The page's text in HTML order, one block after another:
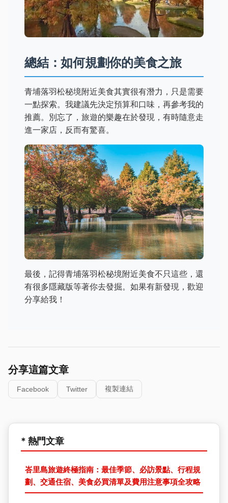
總結：如何規劃你的美食之旅
青埔落羽松秘境附近美食其實很有潛力，只是需要
一點探索。我建議先決定預算和口味，再參考我的
推薦。別忘了，旅遊的樂趣在於發現，有時隨意走
進一家店，反而有驚喜。
最後，記得青埔落羽松秘境附近美食不只這些，還
有很多隱藏版等著你去發掘。如果有新發現，歡迎
分享給我！
分享這篇文章
Facebook Twitter 複製連結
* 熱門文章
峇里島旅遊終極指南：最佳季節、必訪景點、行程規
劃、交通住宿、美食必買清單及費用注意事項全攻略